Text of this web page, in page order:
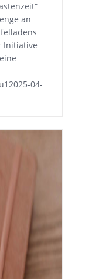
an
Initiative
2025-04-